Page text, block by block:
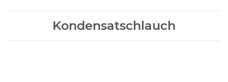
Kondensatschlauch